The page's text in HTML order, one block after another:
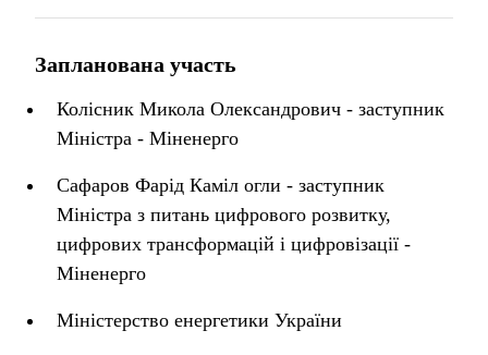
Запланована участь
Колісник Микола Олександрович - заступник
Міністра - Міненерго
Сафаров Фарід Каміл огли - заступник
Міністра з питань цифрового розвитку,
цифрових трансформацій і цифровізації -
Міненерго
Міністерство енергетики України